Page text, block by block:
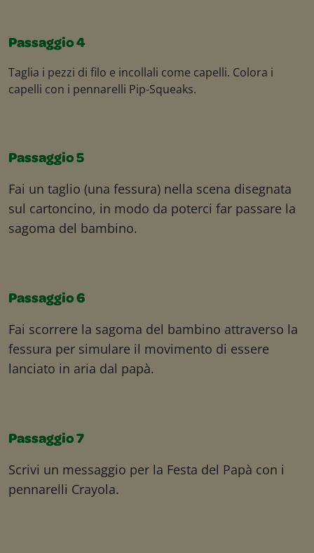
Passaggio 4
Taglia i pezzi di filo e incollali come capelli. Colora i
capelli con i pennarelli Pip-Squeaks.
Passaggio 5
Fai un taglio (una fessura) nella scena disegnata
sul cartoncino, in modo da poterci far passare la
sagoma del bambino.
Passaggio 6
Fai scorrere la sagoma del bambino attraverso la
fessura per simulare il movimento di essere
lanciato in aria dal papà.
Passaggio 7
Scrivi un messaggio per la Festa del Papà con i
pennarelli Crayola.